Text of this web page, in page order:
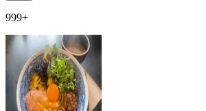
999+